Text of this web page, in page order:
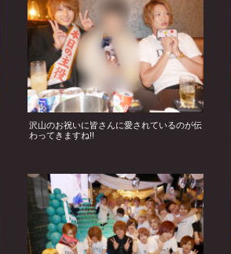
沢山のお祝いに皆さんに愛されているのが伝
わってきますね!!